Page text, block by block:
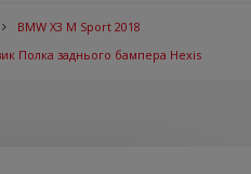
BMW X3 M Sport 2018
Полка заднього бампера Hexis